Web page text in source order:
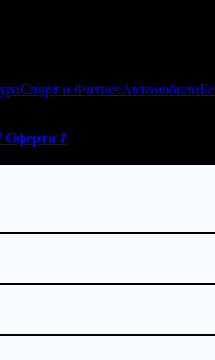
Спорт и ФитнесАвтомобили
Оферти 1